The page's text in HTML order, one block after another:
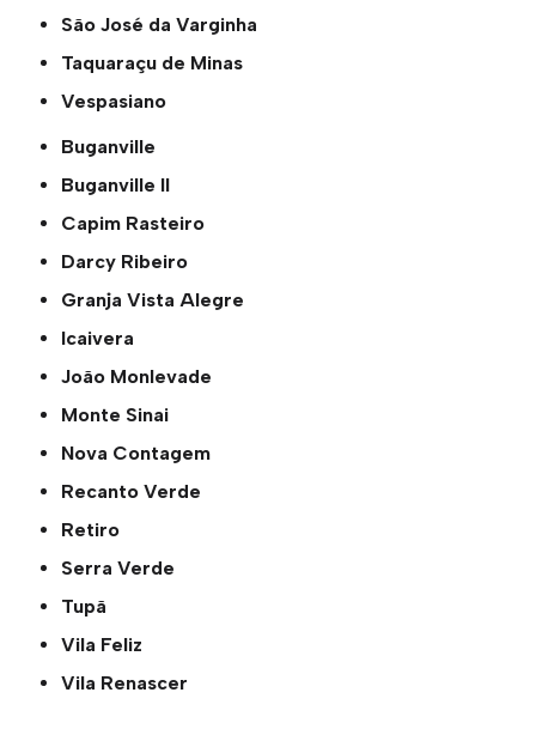
São José da Varginha
Taquaraçu de Minas
Vespasiano
Buganville
Buganville ll
Capim Rasteiro
Darcy Ribeiro
Granja Vista Alegre
Icaivera
João Monlevade
Monte Sinai
Nova Contagem
Recanto Verde
Retiro
Serra Verde
Tupã
Vila Feliz
Vila Renascer